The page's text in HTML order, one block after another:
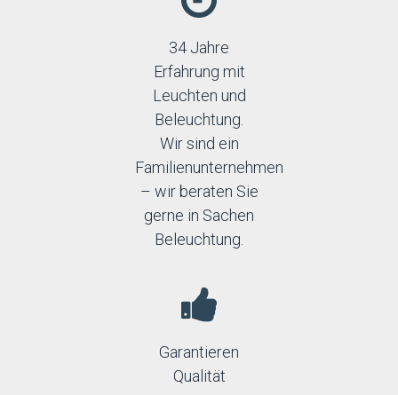
34 Jahre
Erfahrung mit
Leuchten und
Beleuchtung.
Wir sind ein
Familienunternehmen
– wir beraten Sie
gerne in Sachen
Beleuchtung.
Garantieren
Qualität